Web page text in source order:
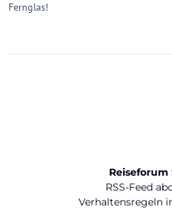
Fernglas!
Reiseforum
RSS-Feed
Verhaltensregeln